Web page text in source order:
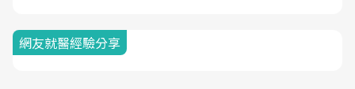
網友就醫經驗分享